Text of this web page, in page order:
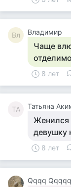
Вл Владимир
Чаще
8 лет
ТА Татьяна
Женился
девушку
8 лет
Qqqq Qqqqq